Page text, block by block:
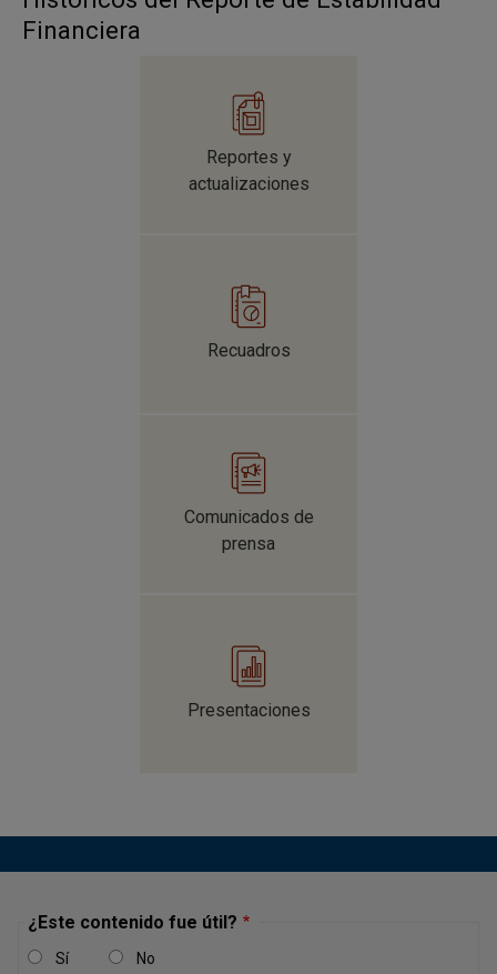
Financiera
Reportes y
actualizaciones
Recuadros
Comunicados de
prensa
Presentaciones
¿Este contenido fue útil?
Sí No